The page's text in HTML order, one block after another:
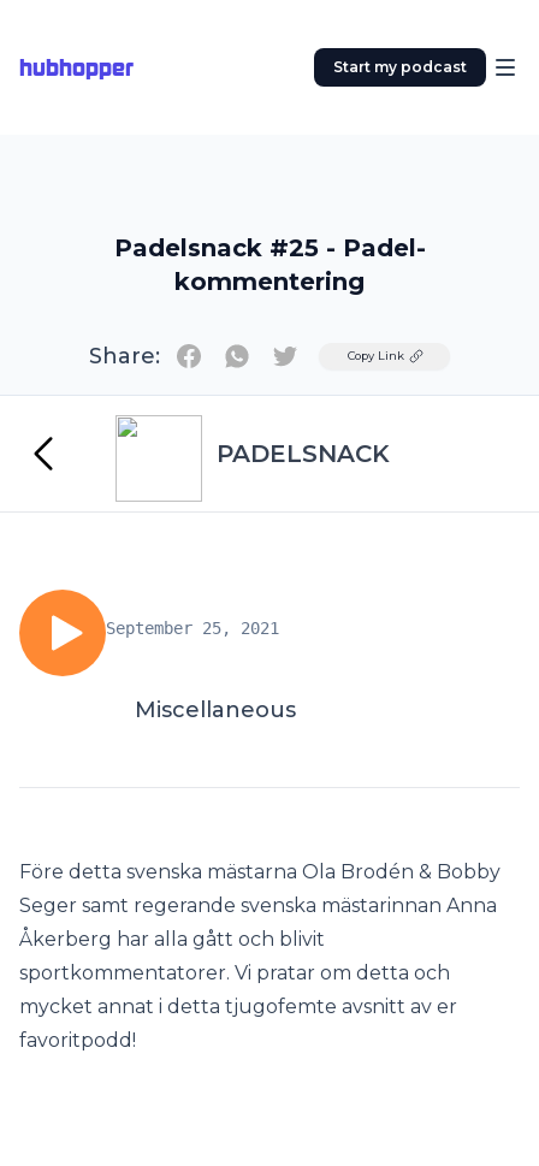
hubhopper Start my podcast
Padelsnack #25 - Padel-
kommentering
Share: TwitterCopy Link
PADELSNACK
September 25, 2021
Miscellaneous
Före detta svenska mästarna Ola Brodén & Bobby
Seger samt regerande svenska mästarinnan Anna
Åkerberg har alla gått och blivit
sportkommentatorer. Vi pratar om detta och
mycket annat i detta tjugofemte avsnitt av er
favoritpodd!